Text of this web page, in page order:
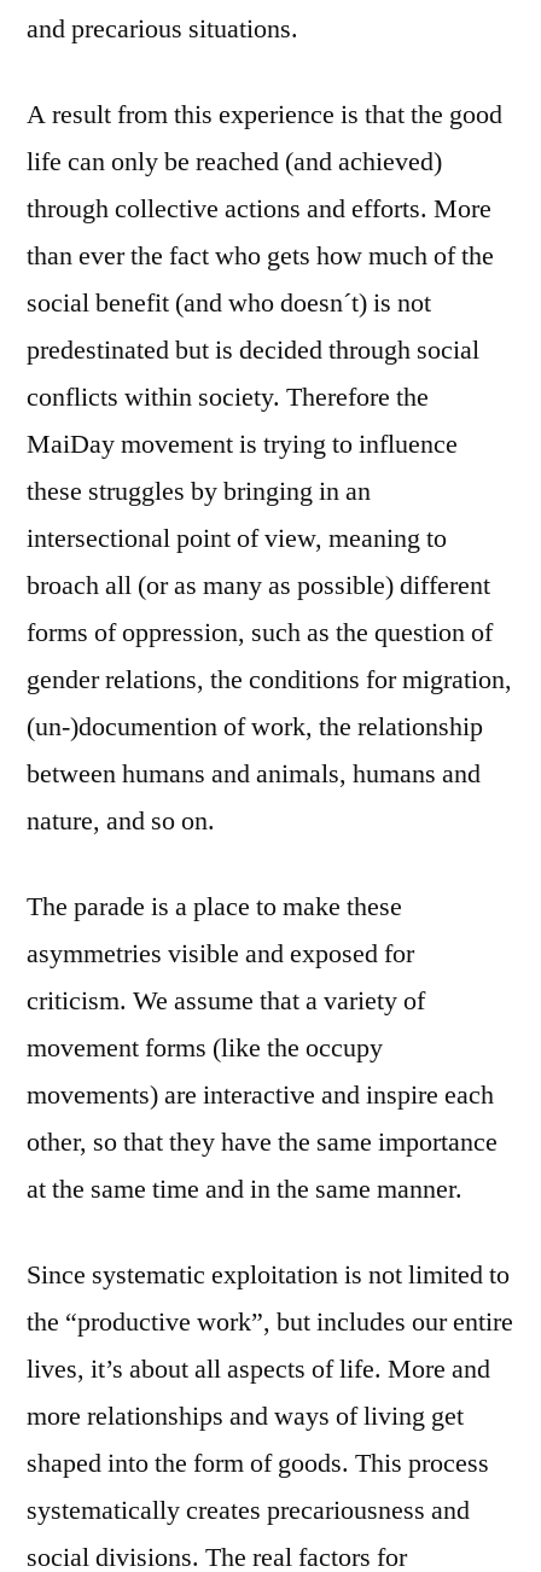
and precarious situations.
A result from this experience is that the good
life can only be reached (and achieved)
through collective actions and efforts. More
than ever the fact who gets how much of the
social benefit (and who doesn´t) is not
predestinated but is decided through social
conflicts within society. Therefore the
MaiDay movement is trying to influence
these struggles by bringing in an
intersectional point of view, meaning to
broach all (or as many as possible) different
forms of oppression, such as the question of
gender relations, the conditions for migration,
(un-)documention of work, the relationship
between humans and animals, humans and
nature, and so on.
The parade is a place to make these
asymmetries visible and exposed for
criticism. We assume that a variety of
movement forms (like the occupy
movements) are interactive and inspire each
other, so that they have the same importance
at the same time and in the same manner.
Since systematic exploitation is not limited to
the “productive work”, but includes our entire
lives, it’s about all aspects of life. More and
more relationships and ways of living get
shaped into the form of goods. This process
systematically creates precariousness and
social divisions. The real factors for